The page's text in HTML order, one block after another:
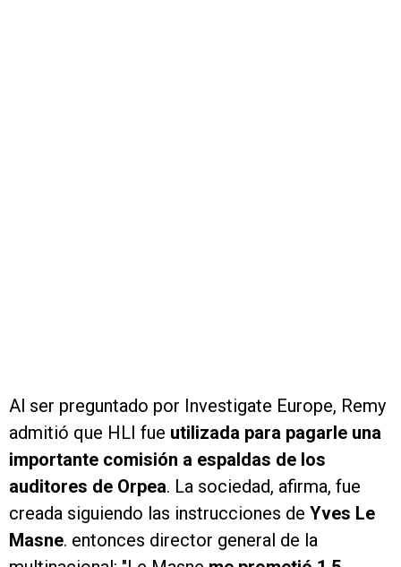
Al ser preguntado por Investigate Europe, Remy
admitió que HLI fue utilizada para pagarle una
importante comisión a espaldas de los
auditores de Orpea. La sociedad, afirma, fue
creada siguiendo las instrucciones de Yves Le
Masne. entonces director general de la